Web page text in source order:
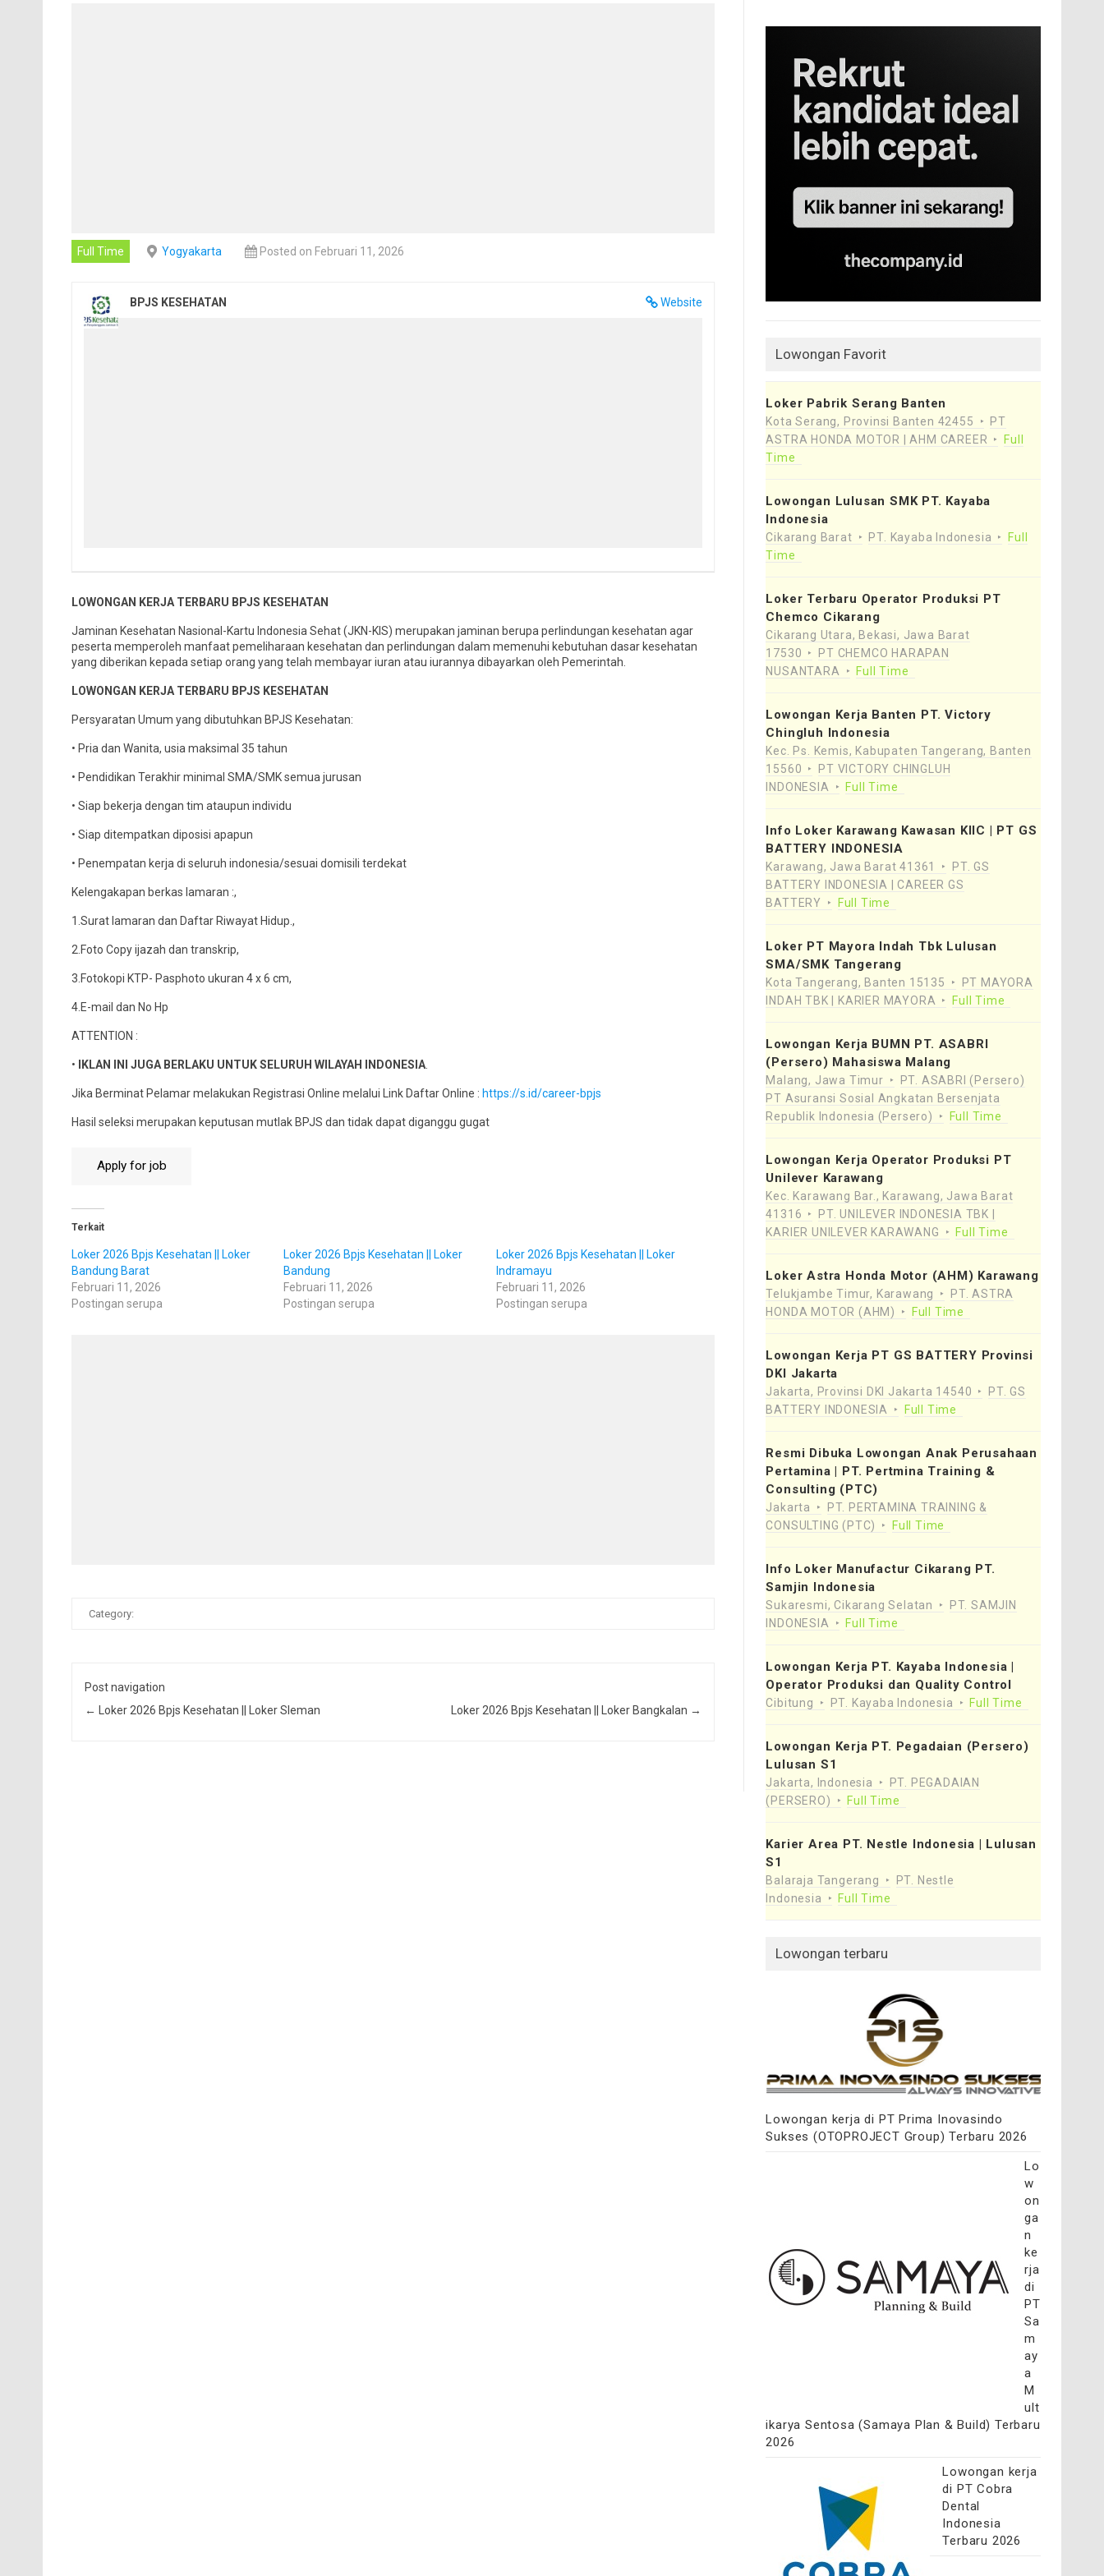
Full Time Yogyakarta Posted on Februari 11, 2026
Website
BPJS KESEHATAN
LOWONGAN KERJA TERBARU BPJS KESEHATAN
Jaminan Kesehatan Nasional-Kartu Indonesia Sehat (JKN-KIS) merupakan jaminan berupa perlindungan kesehatan agar
peserta memperoleh manfaat pemeliharaan kesehatan dan perlindungan dalam memenuhi kebutuhan dasar kesehatan
yang diberikan kepada setiap orang yang telah membayar iuran atau iurannya dibayarkan oleh Pemerintah.
LOWONGAN KERJA TERBARU BPJS KESEHATAN
Persyaratan Umum yang dibutuhkan BPJS Kesehatan:
• Pria dan Wanita, usia maksimal 35 tahun
• Pendidikan Terakhir minimal SMA/SMK semua jurusan
• Siap bekerja dengan tim ataupun individu
• Siap ditempatkan diposisi apapun
• Penempatan kerja di seluruh indonesia/sesuai domisili terdekat
Kelengakapan berkas lamaran :,
1.Surat lamaran dan Daftar Riwayat Hidup.,
2.Foto Copy ijazah dan transkrip,
3.Fotokopi KTP- Pasphoto ukuran 4 x 6 cm,
4.E-mail dan No Hp
ATTENTION :
• IKLAN INI JUGA BERLAKU UNTUK SELURUH WILAYAH INDONESIA.
Jika Berminat Pelamar melakukan Registrasi Online melalui Link Daftar Online : https://s.id/career-bpjs
Hasil seleksi merupakan keputusan mutlak BPJS dan tidak dapat diganggu gugat
Terkait
Loker 2026 Bpjs Kesehatan || Loker
Bandung Barat
Februari 11, 2026
Postingan serupa
Loker 2026 Bpjs Kesehatan || Loker
Bandung
Februari 11, 2026
Postingan serupa
Loker 2026 Bpjs Kesehatan || Loker
Indramayu
Februari 11, 2026
Postingan serupa
Category:
Post navigation
← Loker 2026 Bpjs Kesehatan || Loker Sleman Loker 2026 Bpjs Kesehatan || Loker Bangkalan →
Lowongan Favorit
Loker Pabrik Serang Banten
Kota Serang, Provinsi Banten 42455
PT
ASTRA HONDA MOTOR | AHM CAREER
Full
Time
Lowongan Lulusan SMK PT. Kayaba
Indonesia
Cikarang Barat PT. Kayaba Indonesia
Full
Time
Loker Terbaru Operator Produksi PT
Chemco Cikarang
Cikarang Utara, Bekasi, Jawa Barat
17530
PT CHEMCO HARAPAN
NUSANTARA
Full Time
Lowongan Kerja Banten PT. Victory
Chingluh Indonesia
Kec. Ps. Kemis, Kabupaten Tangerang, Banten
15560
PT VICTORY CHINGLUH
INDONESIA
Full Time
Info Loker Karawang Kawasan KIIC | PT GS
BATTERY INDONESIA
Karawang, Jawa Barat 41361
PT. GS
BATTERY INDONESIA | CAREER GS
BATTERY
Full Time
Loker PT Mayora Indah Tbk Lulusan
SMA/SMK Tangerang
Kota Tangerang, Banten 15135
PT MAYORA
INDAH TBK | KARIER MAYORA
Full Time
Lowongan Kerja BUMN PT. ASABRI
(Persero) Mahasiswa Malang
Malang, Jawa Timur
PT. ASABRI (Persero)
PT Asuransi Sosial Angkatan Bersenjata
Republik Indonesia (Persero)
Full Time
Lowongan Kerja Operator Produksi PT
Unilever Karawang
Kec. Karawang Bar., Karawang, Jawa Barat
41316
PT. UNILEVER INDONESIA TBK |
KARIER UNILEVER KARAWANG
Full Time
Loker Astra Honda Motor (AHM) Karawang
Telukjambe Timur, Karawang
PT. ASTRA
HONDA MOTOR (AHM)
Full Time
Lowongan Kerja PT GS BATTERY Provinsi
DKI Jakarta
Jakarta, Provinsi DKI Jakarta 14540
PT. GS
BATTERY INDONESIA
Full Time
Resmi Dibuka Lowongan Anak Perusahaan
Pertamina | PT. Pertmina Training &
Consulting (PTC)
Jakarta
PT. PERTAMINA TRAINING &
CONSULTING (PTC)
Full Time
Info Loker Manufactur Cikarang PT.
Samjin Indonesia
Sukaresmi, Cikarang Selatan
PT. SAMJIN
INDONESIA
Full Time
Lowongan Kerja PT. Kayaba Indonesia |
Operator Produksi dan Quality Control
Cibitung PT. Kayaba Indonesia Full Time
Lowongan Kerja PT. Pegadaian (Persero)
Lulusan S1
Jakarta, Indonesia
PT. PEGADAIAN
(PERSERO)
Full Time
Karier Area PT. Nestle Indonesia | Lulusan
S1
Balaraja Tangerang
PT. Nestle
Indonesia
Full Time
Lowongan terbaru
Lowongan kerja di PT Prima Inovasindo
Sukses (OTOPROJECT Group) Terbaru 2026
Lo
w
on
ga
n
ke
rja
di
PT
Sa
m
ay
a
M
ult
ikarya Sentosa (Samaya Plan & Build) Terbaru
2026
Lowongan kerja
di PT Cobra
Dental
Indonesia
Terbaru 2026